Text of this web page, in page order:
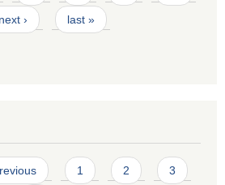
next › last »
1 2 3